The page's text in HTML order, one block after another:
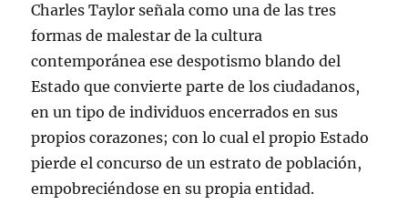
Charles Taylor señala como una de las tres
formas de malestar de la cultura
contemporánea ese despotismo blando del
Estado que convierte parte de los ciudadanos,
en un tipo de individuos encerrados en sus
propios corazones; con lo cual el propio Estado
pierde el concurso de un estrato de población,
empobreciéndose en su propia entidad.